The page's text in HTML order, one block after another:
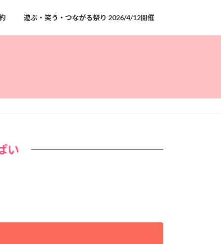
遊ぶ・笑う・つながる祭り 2026/4/12開催
い